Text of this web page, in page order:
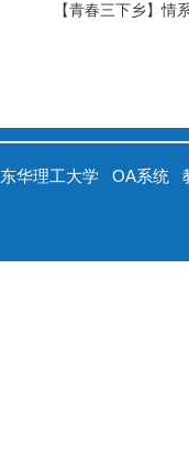
【青春三下乡】
东华理工大学 OA系统